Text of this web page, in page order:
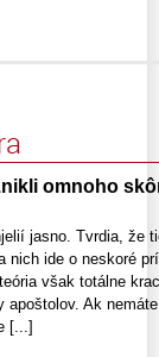
omnoho
jasno. Tvrdia, že
nich ide o neskoré
však totálne
apoštolov. Ak
[...]